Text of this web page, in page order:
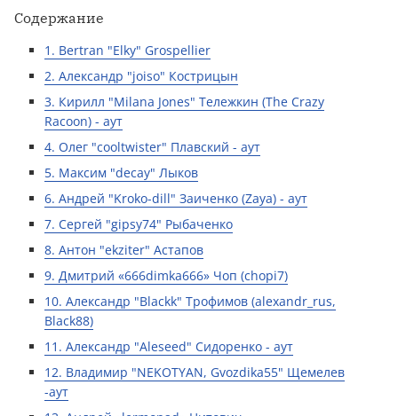
Содержание
1. Bertran "Elky" Grospellier
2. Александр "joiso" Кострицын
3. Кирилл "Milana Jones" Тележкин (The Crazy
Racoon) - аут
4. Олег "cooltwister" Плавский - аут
5. Максим "decay" Лыков
6. Андрей "Kroko-dill" Заиченко (Zaya) - аут
7. Сергей "gipsy74" Рыбаченко
8. Антон "ekziter" Астапов
9. Дмитрий «666dimka666» Чоп (chopi7)
10. Александр "Blackk" Трофимов (alexandr_rus,
Black88)
11. Александр "Aleseed" Сидоренко - аут
12. Владимир "NEKOTYAN, Gvozdika55" Щемелев
-аут